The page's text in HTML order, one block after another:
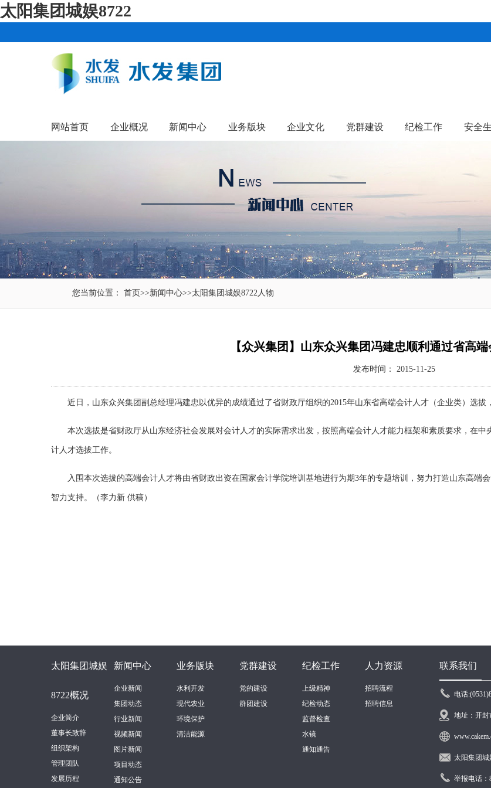
太阳集团城娱8722
网站首页 企业概况 新闻中心 业务版块 企业文化 党群建设 纪检工作 安全
您当前位置： 首页>>新闻中心>>太阳集团城娱8722人物
【众兴集团】山东众兴集团冯建忠顺利通过省高
发布时间： 2015-11-25
近日，山东众兴集团副总经理冯建忠以优异的成绩通过了省财政厅组织的2015年山东省高端会计人才（企业类）选拔
本次选拔是省财政厅从山东经济社会发展对会计人才的实际需求出发，按照高端会计人才能力框架和素质要求，在中
计人才选拔工作。
入围本次选拔的高端会计人才将由省财政出资在国家会计学院培训基地进行为期3年的专题培训，努力打造山东高端
智力支持。（李力新 供稿）
太阳集团城娱
8722概况
企业简介
董事长致辞
组织架构
管理团队
发展历程
新闻中心
企业新闻
集团动态
行业新闻
视频新闻
图片新闻
项目动态
通知公告
业务版块
水利开发
现代农业
环境保护
清洁能源
党群建设
党的建设
群团建设
纪检工作
上级精神
纪检动态
监督检查
水镜
通知通告
人力资源
招聘流程
招聘信息
联系我们
电话
地址：开封
太阳集团城
举报电话：